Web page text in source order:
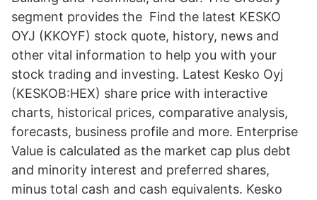
segment provides the Find the latest KESKO
OYJ (KKOYF) stock quote, history, news and
other vital information to help you with your
stock trading and investing. Latest Kesko Oyj
(KESKOB:HEX) share price with interactive
charts, historical prices, comparative analysis,
forecasts, business profile and more. Enterprise
Value is calculated as the market cap plus debt
and minority interest and preferred shares,
minus total cash and cash equivalents. Kesko